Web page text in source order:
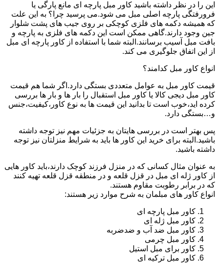
این را در نظر داشته باشید کاور مبل پارچه ای مانع پارگی یا
فرورفتگی پارچه اصلی مبل می شود.می پرسید چرا؟ به این علت
که همیشه دکمه های فلزی کوچکی بر روی جیب های پشت شلوار
جین وجود دارند.گاهی ممکن است این دکمه های فلزی به پارچه و
بافت مبل آسیب برسانند.البته شما با استفاده از کاور پارچه ای مبل
از این اتفاق جلوگیری می کند.
انواع کاور مبل کدامند؟
قیمت کاور مبل به عوامل متعددی بستگی دارد.اگر شما هم قیمت
کاور مبل دیجی کالا یا کاور مبل استقبال را بار ها و بار ها بررسی
کرده اید،خوب است تا بدانید این قیمت ها به نوع کاور،کیفیت،جنس
و…بستگی دارد.
پس بهتر است در بررسی هایتان به جزئیات مهم نیز توجه داشته
باشید.البته برای خرید این کاور ها باید به شرایط منزلتان نیز توجه
داشته باشید.
به عنوان مثال کسانی که در منزل فرزند کوچک دارند،باید کاور هایی
از کاور ژله ای مبل در قزل قلعه و در منطقه قزل قلعه تهیه کنند
که در برابر رطوبت مقاوم هستند.
انواع کاور های مبلمان به شرح موارد زیر هستند:
کاور مبل پارچه ای
کاور مبل ژله ای
کاور مبل ضد آب و ضدضربه
کاور مبل چرمی
کاور برای مبل استیل
کاور مبل ترکیه ای